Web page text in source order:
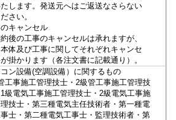
します。発送元へはご返送なさらない
さい。
キャンセル
約後の工事のキャンセルは承れますが、
体及び工事に関してそれぞれキャンセ
掛かります（各注文書に記載通り）。
ン設備(空調設備）に関するもの
工事施工管理技士・2級管工事施工管理技
級電気工事施工管理技士・2級電気工事施
技士・第三種電気主任技術者・第一種電
士・第二種電気工事士・監理技術者・第